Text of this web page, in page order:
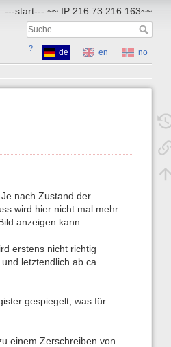
---start--- ~~ IP:216.73.216.163~~
? de en
no
nach Zustand der
wird hier nicht mal mehr
anzeigen kann.
erstens nicht richtig
letztendlich ab ca.
gespiegelt, was für
einem Zerschreiben von